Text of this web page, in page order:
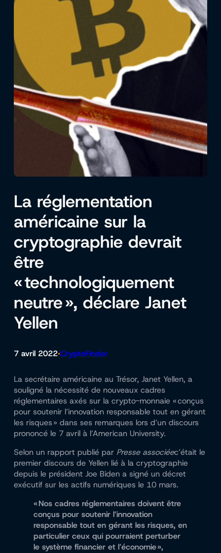
La réglementation
américaine sur la
cryptographie devrait
être
« technologiquement
neutre », déclare Janet
Yellen
7 avril 2022•CryptoFinder
La secrétaire américaine au Trésor, Janet Yellen, a
souligné la nécessité de nouveaux cadres
réglementaires axés sur la crypto-monnaie « conçus
pour soutenir l’innovation responsable tout en gérant
les risques » dans ses remarques lors d’un discours
prononcé le 7 avril à l’American University.
Selon un rapport publié par Presse associéec’était le
premier discours de Yellen lié à la cryptographie
depuis le président Joe Biden a signé un décret
exécutif sur les actifs numériques le 10 mars.
« Nos cadres réglementaires doivent être
conçus pour soutenir l’innovation
responsable tout en gérant les risques, en
particulier ceux qui pourraient perturber
le système financier et l’économie »,